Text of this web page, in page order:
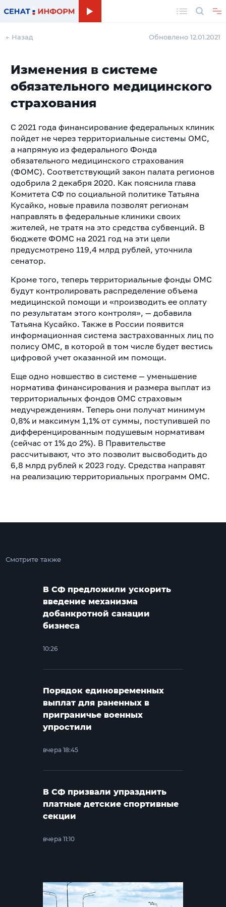
← Назад Обновлено 12.01.2021
Изменения в системе
обязательного медицинского
страхования
С 2021 года финансирование федеральных клиник
пойдет не через территориальные системы ОМС,
а напрямую из федерального Фонда
обязательного медицинского страхования
(ФОМС). Соответствующий закон палата регионов
одобрила 2 декабря 2020. Как пояснила глава
Комитета СФ по социальной политике Татьяна
Кусайко, новые правила позволят регионам
направлять в федеральные клиники своих
жителей, не тратя на это средства субвенций. В
бюджете ФОМС на 2021 год на эти цели
предусмотрено 119,4 млрд рублей, уточнила
сенатор.
Кроме того, теперь территориальные фонды ОМС
будут контролировать распределение объема
медицинской помощи и «производить ее оплату
по результатам этого контроля», — добавила
Татьяна Кусайко. Также в России появится
информационная система застрахованных лиц по
полису ОМС, в которой в том числе будет вестись
цифровой учет оказанной им помощи.
Еще одно новшество в системе — уменьшение
норматива финансирования и размера выплат из
территориальных фондов ОМС страховым
медучреждениям. Теперь они получат минимум
0,8% и максимум 1,1% от суммы, поступившей по
дифференцированным подушевым нормативам
(сейчас от 1% до 2%). В Правительстве
рассчитывают, что это позволит высвободить до
6,8 млрд рублей к 2023 году. Средства направят
на реализацию территориальных программ ОМС.
Смотрите также
В СФ предложили ускорить
введение механизма
добанкротной санации
бизнеса
10:26
Порядок единовременных
выплат для раненных в
приграничье военных
упростили
вчера 18:45
В СФ призвали упразднить
платные детские спортивные
секции
вчера 11:10